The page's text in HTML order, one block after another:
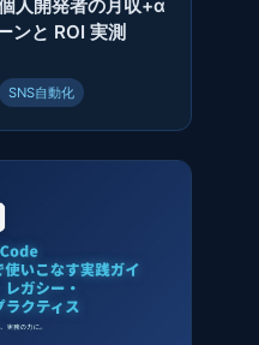
人開発者の月収+α
ンと ROI 実測
SNS自動化